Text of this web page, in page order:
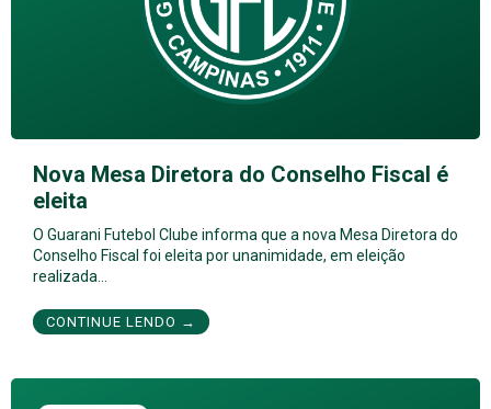
Nova Mesa Diretora do Conselho Fiscal é
eleita
O Guarani Futebol Clube informa que a nova Mesa Diretora do
Conselho Fiscal foi eleita por unanimidade, em eleição
realizada…
CONTINUE LENDO →